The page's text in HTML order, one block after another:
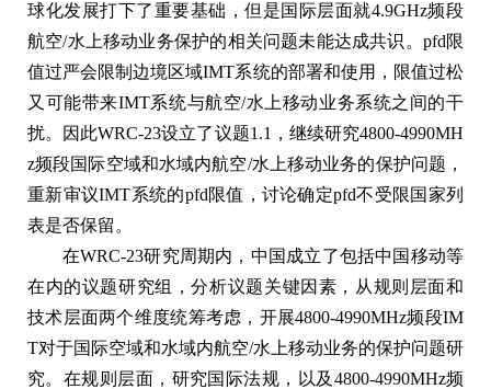
球化发展打下了重要基础，但是国际层面就4.9GHz频段
航空/水上移动业务保护的相关问题未能达成共识。pfd限
值过严会限制边境区域IMT系统的部署和使用，限值过松
又可能带来IMT系统与航空/水上移动业务系统之间的干
扰。因此WRC-23设立了议题1.1，继续研究4800-4990MH
z频段国际空域和水域内航空/水上移动业务的保护问题，
重新审议IMT系统的pfd限值，讨论确定pfd不受限国家列
表是否保留。
在WRC-23研究周期内，中国成立了包括中国移动等
在内的议题研究组，分析议题关键因素，从规则层面和
技术层面两个维度统筹考虑，开展4800-4990MHz频段IM
T对于国际空域和水域内航空/水上移动业务的保护问题研
究。在规则层面，研究国际法规，以及4800-4990MHz频